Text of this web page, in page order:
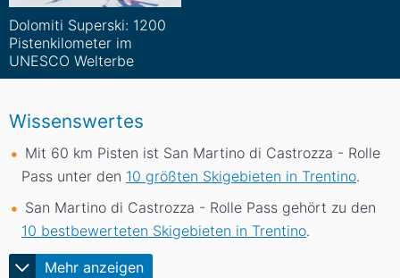
Dolomiti Superski: 1200
Pistenkilometer im
UNESCO Welterbe
Wissenswertes
Mehr anzeigen
Mit 60 km Pisten ist San Martino di Castrozza - Rolle
Pass unter den 10 größten Skigebieten in Trentino.
San Martino di Castrozza - Rolle Pass gehört zu den
10 bestbewerteten Skigebieten in Trentino.